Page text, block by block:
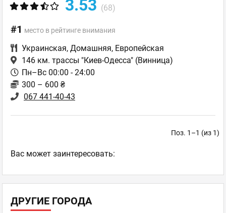
3.53 (68)
#1 место в рейтинге внимания
Украинская, Домашняя, Европейская
146 км. трассы "Киев-Одесса" (Винница)
Пн–Вс 00:00 - 24:00
300 – 600 ₴
067 441-40-43
Поз. 1–1 (из 1)
Ваc может заинтересовать:
ДРУГИЕ ГОРОДА